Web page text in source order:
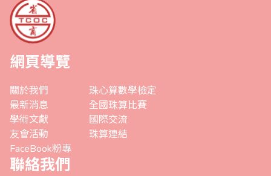
網頁導覽
關於我們
最新消息
學術文獻
友會活動
FaceBook粉專
珠心算數學檢定
全國珠算比賽
國際交流
珠算連結
聯絡我們